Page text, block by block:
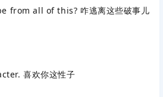
from all of this? 咋逃离这些破事儿
喜欢你这性子